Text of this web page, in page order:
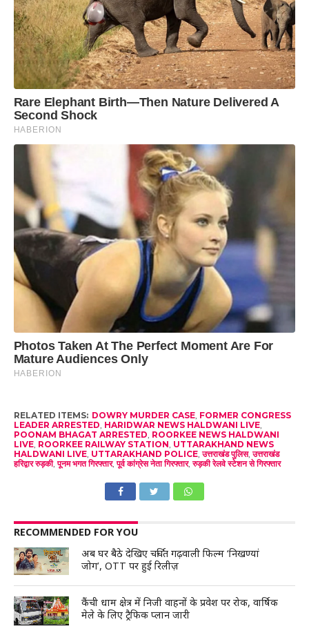
RELATED ITEMS: DOWRY MURDER CASE, FORMER CONGRESS
LEADER ARRESTED HARIDWAR NEWS HALDWANI LIVE,
POONAM BHAGAT ARRESTED ROORKEE NEWS HALDWANI
LIVE, ROORKEE RAILWAY STATION UTTARAKHAND NEWS
HALDWANI LIVE, UTTARAKHAND POLICE,उत्तराखंड पुलिस,उत्तराखंड
हरिद्वार रुड़की,पूनम भगत गिरफ्तार,पूर्व कांग्रेस नेता गिरफ्तार,रुड़की रेलवे स्टेशन से गिरफ्तार
RECOMMENDED FOR YOU
अब घर बैठे देखिए चर्चित गढ़वाली फिल्म ‘निखण्यां
जोग’, OTT पर हुई रिलीज़
कैंची धाम क्षेत्र में निजी वाहनों के प्रवेश पर रोक, वार्षिक
मेले के लिए ट्रैफिक प्लान जारी